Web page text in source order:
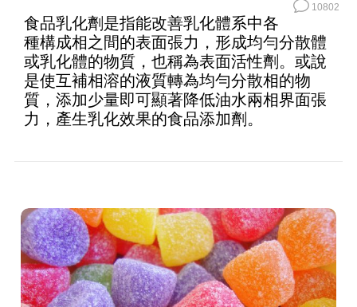
10802
食品乳化劑是指能改善乳化體系中各
種構成相之間的表面張力，形成均勻分散體
或乳化體的物質，也稱為表面活性劑。或說
是使互補相溶的液質轉為均勻分散相的物
質，添加少量即可顯著降低油水兩相界面張
力，產生乳化效果的食品添加劑。